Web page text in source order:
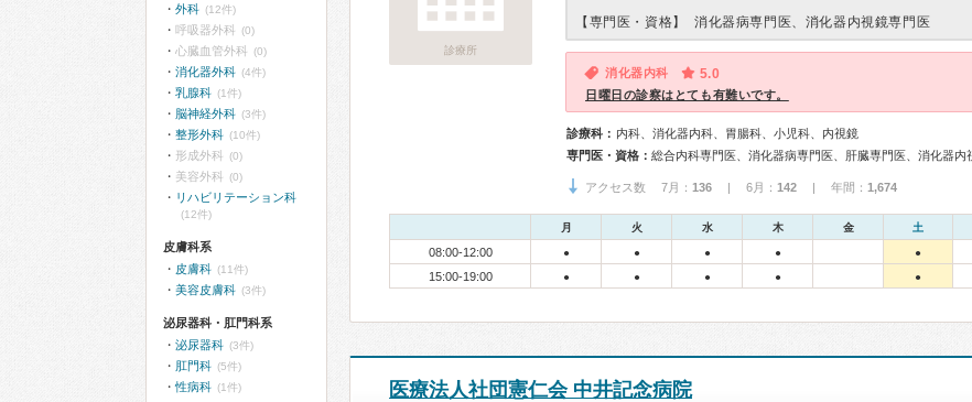
診療所
【専門医・資格】 消化器病専門医、消化器内視鏡専門医
消化器内科 5.0
日曜日の診察はとても有難いです。
診療科： 内科、消化器内科、胃腸科、小児科、内視鏡
専門医・資格： 総合内科専門医、消化器病専門医、肝臓専門医、消化器内
アクセス数 7月： 136 | 6月： 142 | 年間： 1,674
月 火 水 木 金 土
08:00-12:00 ● ● ● ● ●
15:00-19:00 ● ● ● ● ●
医療法人社団憲仁会 中井記念病院
外科 (12件)
呼吸器外科 (0)
心臓血管外科 (0)
消化器外科 (4件)
乳腺科 (1件)
脳神経外科 (3件)
整形外科 (10件)
形成外科 (0)
美容外科 (0)
リハビリテーション科
(12件)
皮膚科系
皮膚科 (11件)
美容皮膚科 (3件)
泌尿器科・肛門科系
泌尿器科 (3件)
肛門科 (5件)
性病科 (1件)